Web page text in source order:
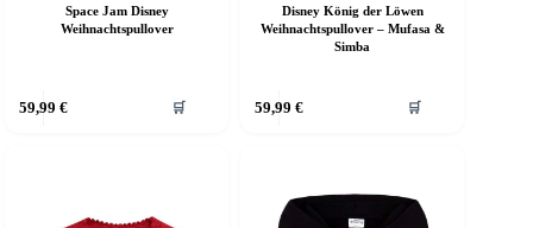
Space Jam Disney
Weihnachtspullover
59,99 € 🛒
Disney König der Löwen
Weihnachtspullover – Mufasa &
Simba
59,99 € 🛒
Produkt